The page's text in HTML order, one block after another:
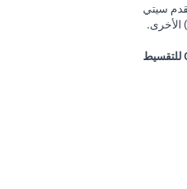
يقدم سيتي
الأخرى.
تطبق رسوم المعالجة على خطة التقسيط السهل بفائدة 0% وستختلف بناءً على اختيار التاجر والمدة. يمكن الاطلاع على التفاصيل أعلاه في جزء "مواصفات المنتج لخطة %0 للتقسيط